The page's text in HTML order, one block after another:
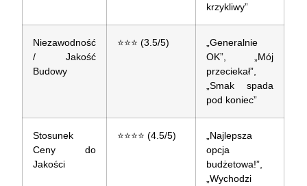
krzykliwy”
Niezawodność
/ Jakość
Budowy
⭐⭐⭐ (3.5/5)
„Generalnie
OK”, „Mój
przeciekał”,
„Smak spada
pod koniec”
Stosunek
Ceny do
Jakości
⭐⭐⭐⭐ (4.5/5)
„Najlepsza
opcja
budżetowa!”,
„Wychodzi